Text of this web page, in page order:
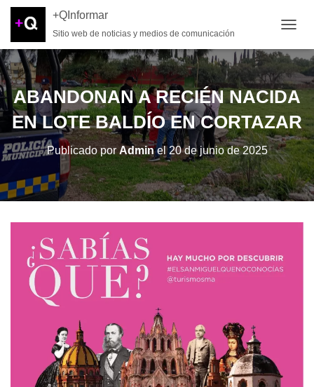
+QInformar
Sitio web de noticias y medios de comunicación
ABANDONAN A RECIÉN NACIDA
EN LOTE BALDÍO EN CORTAZAR
Publicado porAdminel20 de junio de 2025